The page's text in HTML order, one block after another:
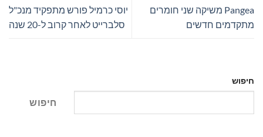
Pangea משיקה שני חומרים
מתקדמים חדשים
יוסי כרמיל פורש מתפקיד מנכ"ל
סלברייט לאחר קרוב ל-20 שנה
חיפוש
חיפוש